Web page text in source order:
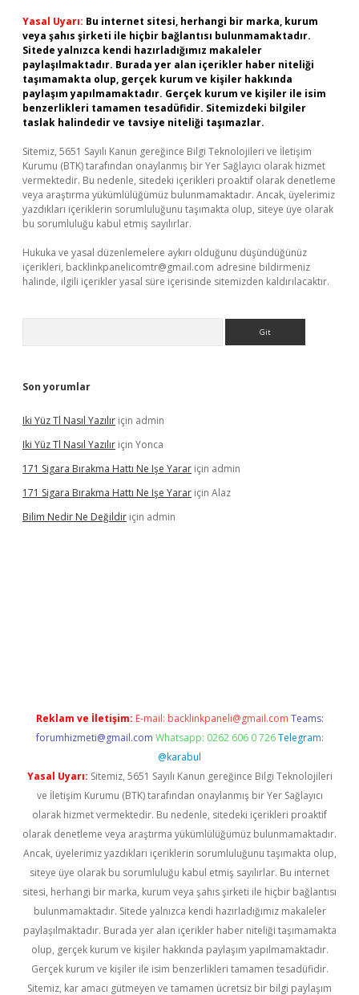
Yasal Uyarı: Bu internet sitesi, herhangi bir marka, kurum
veya şahıs şirketi ile hiçbir bağlantısı bulunmamaktadır.
Sitede yalnızca kendi hazırladığımız makaleler
paylaşılmaktadır. Burada yer alan içerikler haber niteliği
taşımamakta olup, gerçek kurum ve kişiler hakkında
paylaşım yapılmamaktadır. Gerçek kurum ve kişiler ile isim
benzerlikleri tamamen tesadüfidir. Sitemizdeki bilgiler
taslak halindedir ve tavsiye niteliği taşımazlar.
Sitemiz, 5651 Sayılı Kanun gereğince Bilgi Teknolojileri ve İletişim
Kurumu (BTK) tarafından onaylanmış bir Yer Sağlayıcı olarak hizmet
vermektedir. Bu nedenle, sitedeki içerikleri proaktif olarak denetleme
veya araştırma yükümlülüğümüz bulunmamaktadır. Ancak, üyelerimiz
yazdıkları içeriklerin sorumluluğunu taşımakta olup, siteye üye olarak
bu sorumluluğu kabul etmiş sayılırlar.
Hukuka ve yasal düzenlemelere aykırı olduğunu düşündüğünüz
içerikleri, backlinkpanelicomtr@gmail.com adresine bildirmeniz
halinde, ilgili içerikler yasal süre içerisinde sitemizden kaldırılacaktır.
Son yorumlar
Iki Yüz Tl Nasıl Yazılır için admin
Iki Yüz Tl Nasıl Yazılır için Yonca
171 Sigara Bırakma Hattı Ne Işe Yarar için admin
171 Sigara Bırakma Hattı Ne Işe Yarar için Alaz
Bilim Nedir Ne Değildir için admin
Reklam ve İletişim: E-mail: backlinkpaneli@gmail.com Teams:
forumhizmeti@gmail.com Whatsapp: 0262 606 0 726 Telegram:
@karabul
Yasal Uyarı: Sitemiz, 5651 Sayılı Kanun gereğince Bilgi Teknolojileri
ve İletişim Kurumu (BTK) tarafından onaylanmış bir Yer Sağlayıcı
olarak hizmet vermektedir. Bu nedenle, sitedeki içerikleri proaktif
olarak denetleme veya araştırma yükümlülüğümüz bulunmamaktadır.
Ancak, üyelerimiz yazdıkları içeriklerin sorumluluğunu taşımakta olup,
siteye üye olarak bu sorumluluğu kabul etmiş sayılırlar. Bu internet
sitesi, herhangi bir marka, kurum veya şahıs şirketi ile hiçbir bağlantısı
bulunmamaktadır. Sitede yalnızca kendi hazırladığımız makaleler
paylaşılmaktadır. Burada yer alan içerikler haber niteliği taşımamakta
olup, gerçek kurum ve kişiler hakkında paylaşım yapılmamaktadır.
Gerçek kurum ve kişiler ile isim benzerlikleri tamamen tesadüfidir.
Sitemiz, kar amacı gütmeyen ve tamamen ücretsiz bir bilgi paylaşım